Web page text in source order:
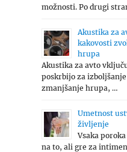
možnosti. Po drugi
Akustika za
kakovosti
hrupa
Akustika za avto
poskrbijo za
zmanjšanje hrupa, …
Umetnost
življenje
Vsaka
na to, ali gre za